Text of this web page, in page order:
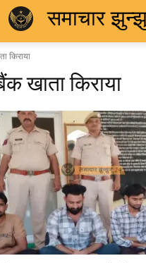
समाचार
किराया
खाता किराया